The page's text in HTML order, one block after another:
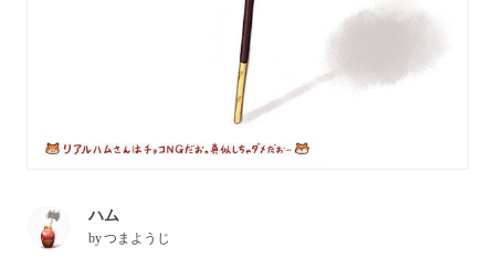
ハム
byつまようじ